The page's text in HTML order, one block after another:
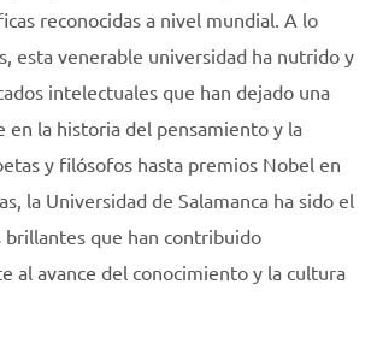
reconocidas a nivel mundial. A lo
esta venerable universidad ha nutrido y
intelectuales que han dejado una
en la historia del pensamiento y la
y filósofos hasta premios Nobel en
la Universidad de Salamanca ha sido el
brillantes que han contribuido
al avance del conocimiento y la cultura